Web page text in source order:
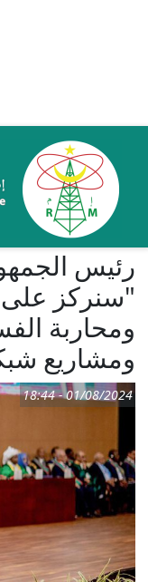
رئيس
"سنركز
ومحاربة
ومشاريع
01/08/2024 - 18:44